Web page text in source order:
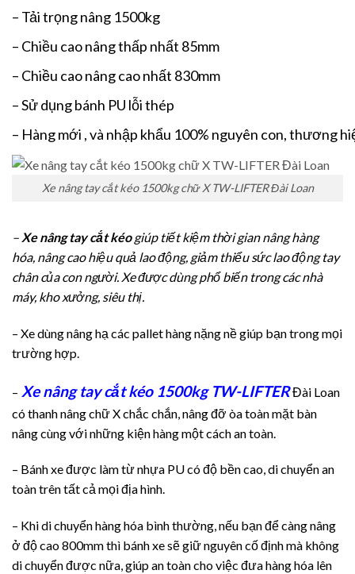
– Tải trọng nâng 1500kg
– Chiều cao nâng thấp nhất 85mm
– Chiều cao nâng cao nhất 830mm
– Sử dụng bánh PU lỗi thép
– Hàng mới , và nhập khẩu 100% nguyên con, thương
Xe nâng tay cắt kéo 1500kg chữ X TW-LIFTER Đài Loan
– Xe nâng tay cắt kéogiúp tiết kiệm thời gian nâng hàng
hóa, nâng cao hiệu quả lao động, giảm thiểu sức lao động tay
chân của con người. Xe được dùng phổ biến trong các nhà
máy, kho xưởng, siêu thị.
– Xe dùng nâng hạ các pallet hàng nặng nề giúp bạn trong mọi
trường hợp.
– Xe nâng tay cắt kéo 1500kg TW-LIFTERĐài Loan
có thanh nâng chữ X chắc chắn, nâng đỡ òa toàn mặt bàn
nâng cùng với những kiện hàng một cách an toàn.
– Bánh xe được làm từ nhựa PU có độ bền cao, di chuyển an
toàn trên tất cả mọi địa hình.
– Khi di chuyển hàng hóa bình thường, nếu bạn để càng nâng
ở độ cao 800mm thì bánh xe sẽ giữ nguyên cố định mà không
di chuyển được nữa, giúp an toàn cho việc đưa hàng hóa lên